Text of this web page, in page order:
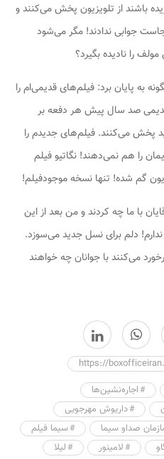
باشند از تلویزیون پخش می‌کنند و
جوابی ندادند! مگر می‌شود
را نادیده بگیرد؟
به پایان برد: فیلم‌های قدیمی‌ام را
قدیمی صد سال پیش هر دفعه بر
پخش می‌کنند. فیلم‌های جدیدم را
را هم نمی‌دهند! نگاتیو فیلم
گم شده! تنها نسخه موجودفیلم!
با ما چه کردند و من بعد از این
دلم برای نسل جدید می‌سوزد.
می‌کنند با جوانان چه خواهند
https://
اجاره‌نشین‌ها
داریوش مهرجویی
صداو سیما
سیما فیلم
لامینور
لیلا